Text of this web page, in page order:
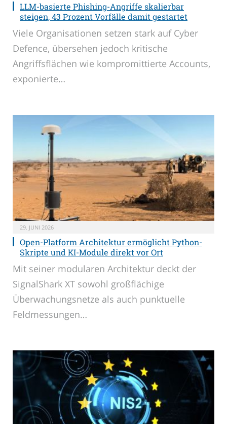
LLM-basierte Phishing-Angriffe skalierbar
steigen, 43 Prozent Vorfälle damit gestartet
Viele Organisationen setzen stark auf Cyber
Defence, übersehen jedoch kritische
Angriffsflächen wie kompromittierte Accounts,
exponierte…
29. JUNI 2026
Open-Platform Architektur ermöglicht Python-
Skripte und KI-Module direkt vor Ort
Mit seiner modularen Architektur deckt der
SignalShark XT sowohl großflächige
Überwachungsnetze als auch punktuelle
Feldmessungen…